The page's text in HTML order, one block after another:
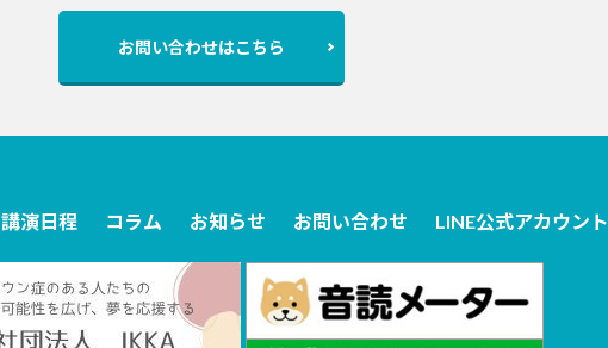
お問い合わせはこちら
講演日程 コラム お知らせ お問い合わせ LINE公式アカウント